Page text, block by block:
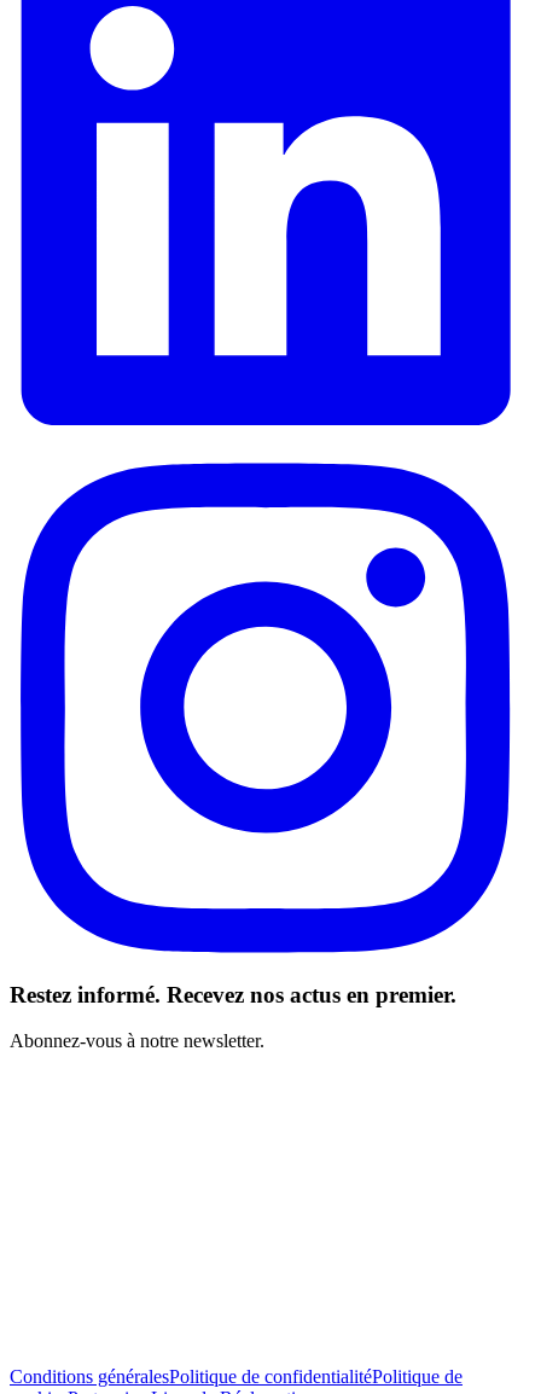
Restez informé. Recevez nos actus en premier.
Abonnez-vous à notre newsletter.
Conditions généralesPolitique de confidentialitéPolitique de